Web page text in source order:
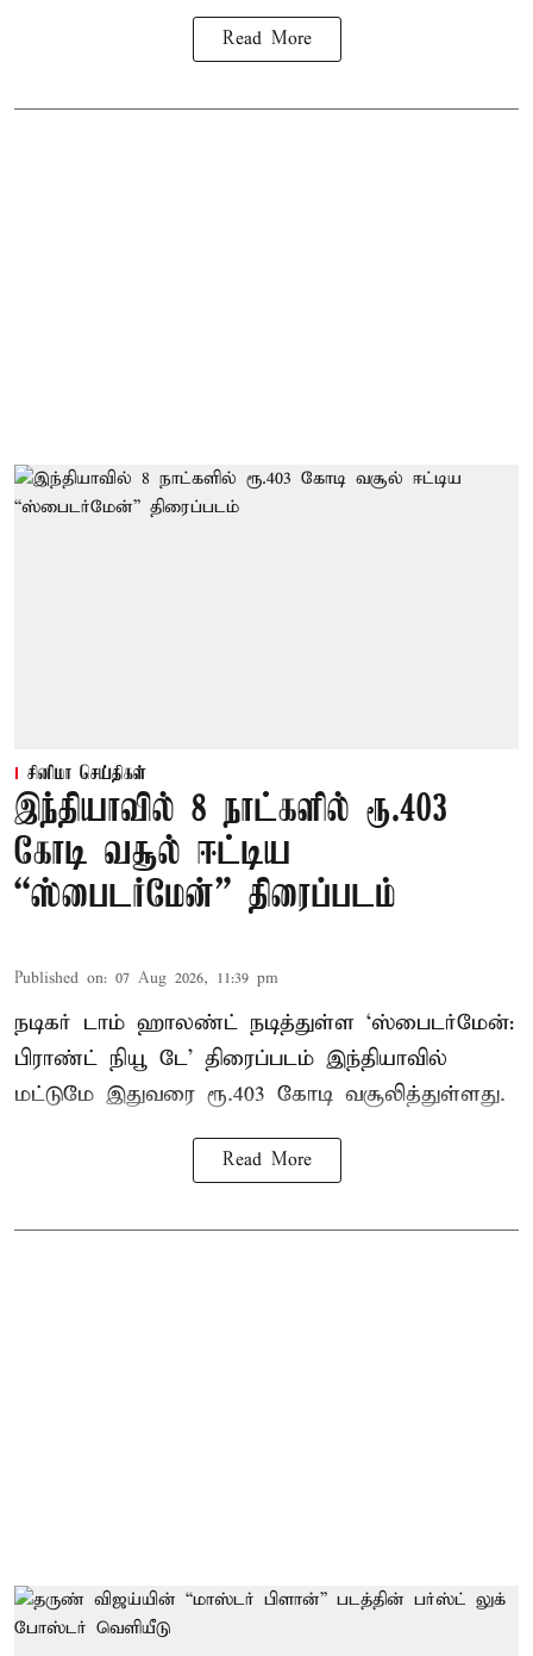
Read More
சினிமா செய்திகள்
இந்தியாவில் 8 நாட்களில் ரூ.403
கோடி வசூல் ஈட்டிய
“ஸ்பைடர்மேன்” திரைப்படம்
Published on: 07 Aug 2026, 11:39 pm
நடிகர் டாம் ஹாலண்ட் நடித்துள்ள ‘ஸ்பைடர்மேன்:
பிராண்ட் நியூ டே’ திரைப்படம் இந்தியாவில்
மட்டுமே இதுவரை ரூ.403 கோடி வசூலித்துள்ளது.
Read More